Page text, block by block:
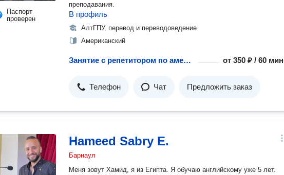
Паспорт
проверен
преподавания.
В профиль
АлтГПУ, перевод и переводоведение
Американский
Занятие с репетитором по американскому английскому языку от350 ₽ / 60 мин
Телефон Чат Предложить заказ
Hameed Sabry E.
Барнаул
Меня зовут Хамид, я из Египта. Я обучаю английскому уже 5 лет.